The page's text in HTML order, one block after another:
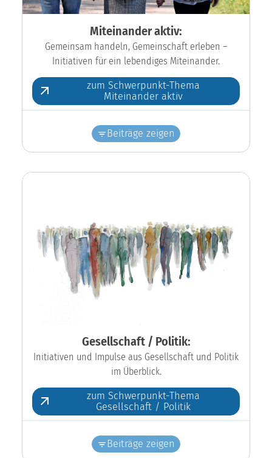
Miteinander aktiv:
Gemeinsam handeln, Gemeinschaft erleben –
Initiativen für ein lebendiges Miteinander.
zum Schwerpunkt-Thema
Miteinander aktiv
Beiträge zeigen
Gesellschaft / Politik:
Initiativen und Impulse aus Gesellschaft und Politik
im Überblick.
zum Schwerpunkt-Thema
Gesellschaft / Politik
Beiträge zeigen